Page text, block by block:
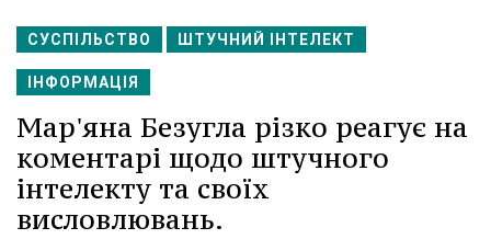
СУСПІЛЬСТВО ШТУЧНИЙ ІНТЕЛЕКТ
ІНФОРМАЦІЯ
Мар'яна Безугла різко реагує на
коментарі щодо штучного
інтелекту та своїх
висловлювань.